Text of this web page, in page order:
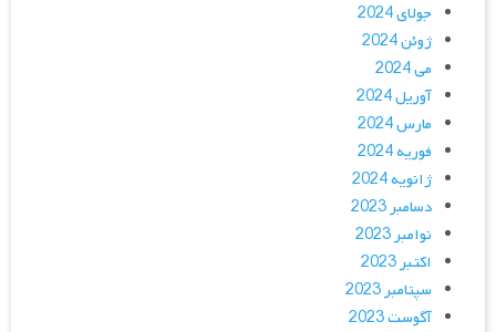
جولای 2024
ژوئن 2024
می 2024
آوریل 2024
مارس 2024
فوریه 2024
ژانویه 2024
دسامبر 2023
نوامبر 2023
اکتبر 2023
سپتامبر 2023
آگوست 2023